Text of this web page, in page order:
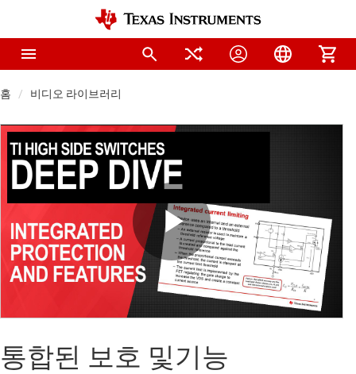
홈 비디오 라이브러리
Play
Video
통합된 보호 및기능